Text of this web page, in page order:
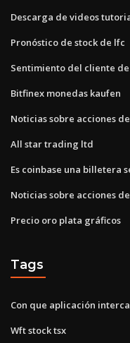
Descarga de videos
Pronóstico de stock de lfc
Sentimiento del cliente
Bitfinex monedas kaufen
Noticias sobre acciones
All star trading ltd
Es coinbase una billetera
Noticias sobre acciones
Precio oro plata gráficos
Tags
Con que aplicación
Wft stock tsx